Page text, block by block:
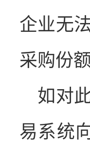
企业无
采购份
如对
易系统